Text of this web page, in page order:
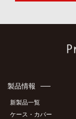
製品情報
新製品一覧
ケース・カバー